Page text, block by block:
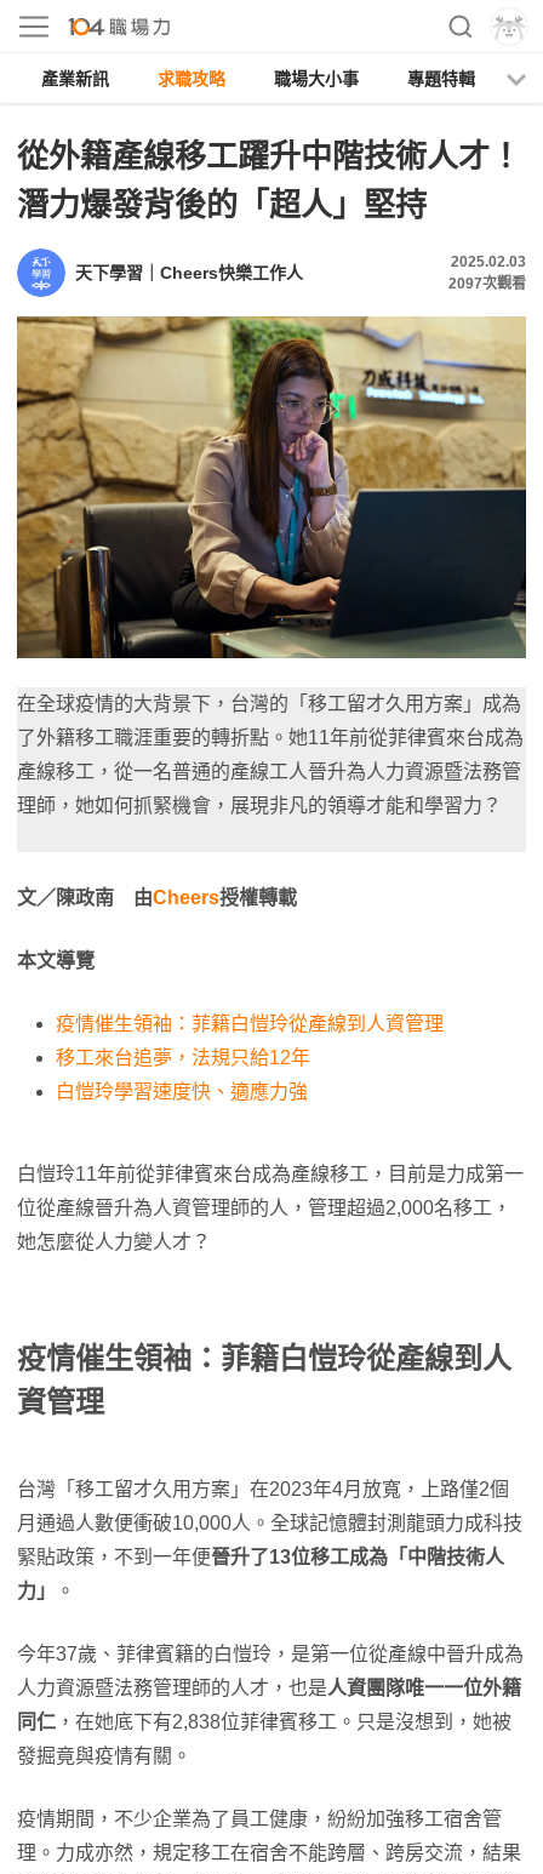
產業新訊 求職攻略 職場大小事 專題特輯
從外籍產線移工躍升中階技術人才！
潛力爆發背後的「超人」堅持
天下學習｜Cheers快樂工作人
2025.02.03
2097次觀看
在全球疫情的大背景下，台灣的「移工留才久用方案」成為
了外籍移工職涯重要的轉折點。她11年前從菲律賓來台成為
產線移工，從一名普通的產線工人晉升為人力資源暨法務管
理師，她如何抓緊機會，展現非凡的領導才能和學習力？
文／陳政南 由Cheers授權轉載
本文導覽
疫情催生領袖：菲籍白愷玲從產線到人資管理
移工來台追夢，法規只給12年
白愷玲學習速度快、適應力強
白愷玲11年前從菲律賓來台成為產線移工，目前是力成第一
位從產線晉升為人資管理師的人，管理超過2,000名移工，
她怎麼從人力變人才？
疫情催生領袖：菲籍白愷玲從產線到人
資管理
台灣「移工留才久用方案」在2023年4月放寬，上路僅2個
月通過人數便衝破10,000人。全球記憶體封測龍頭力成科技
緊貼政策，不到一年便晉升了13位移工成為「中階技術人
力」
。
今年37歲、菲律賓籍的白愷玲，是第一位從產線中晉升成為
人力資源暨法務管理師的人才，也是人資團隊唯一一位外籍
同仁 ，在她底下有2,838位菲律賓移工。只是沒想到，她被
發掘竟與疫情有關。
疫情期間，不少企業為了員工健康，紛紛加強移工宿舍管
理。力成亦然，規定移工在宿舍不能跨層、跨房交流，結果